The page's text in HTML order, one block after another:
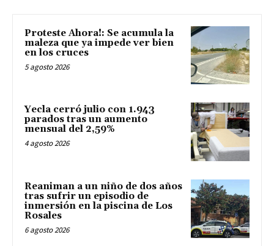
Proteste Ahora!: Se acumula la
maleza que ya impede ver bien
en los cruces
5 agosto 2026
Yecla cerró julio con 1.943
parados tras un aumento
mensual del 2,59%
4 agosto 2026
Reaniman a un niño de dos años
tras sufrir un episodio de
inmersión en la piscina de Los
Rosales
6 agosto 2026